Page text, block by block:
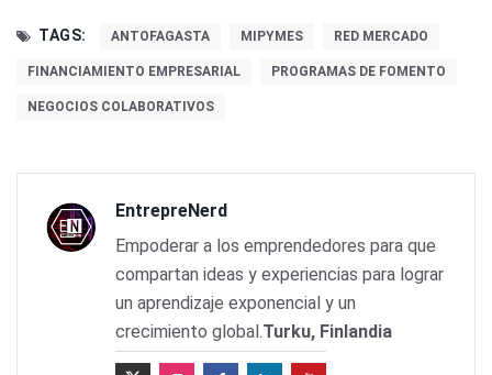
TAGS: ANTOFAGASTA MIPYMES RED MERCADO
FINANCIAMIENTO EMPRESARIAL PROGRAMAS DE FOMENTO
NEGOCIOS COLABORATIVOS
EntrepreNerd
Empoderar a los emprendedores para que
compartan ideas y experiencias para lograr
un aprendizaje exponencial y un
crecimiento global.Turku, Finlandia